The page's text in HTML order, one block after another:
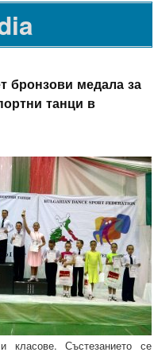
бронзови медала за
танци в
Състезанието се